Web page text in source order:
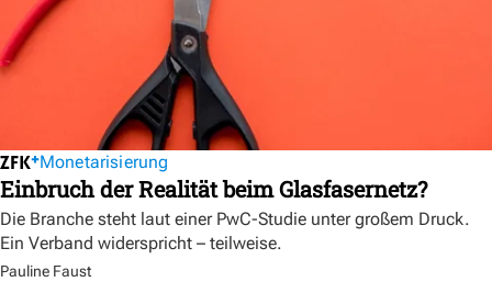
Monetarisierung
Einbruch der Realität beim Glasfasernetz?
Die Branche steht laut einer PwC-Studie unter großem Druck.
Ein Verband widerspricht – teilweise.
Pauline Faust